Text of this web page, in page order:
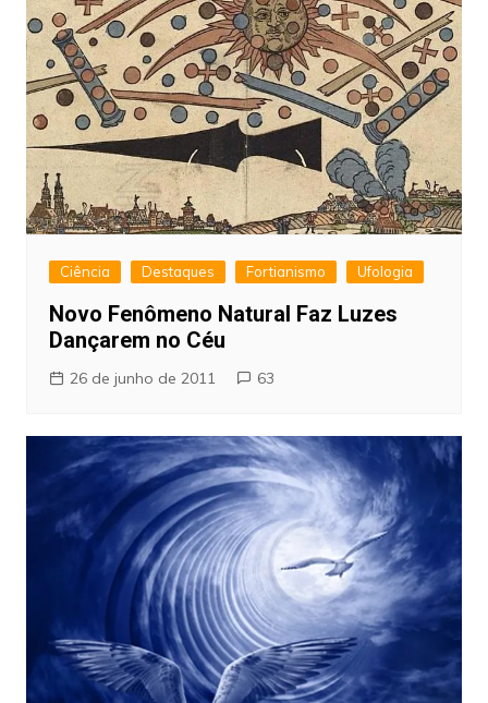
Ciência Destaques Fortianismo Ufologia
Novo Fenômeno Natural Faz Luzes
Dançarem no Céu
26 de junho de 2011 63